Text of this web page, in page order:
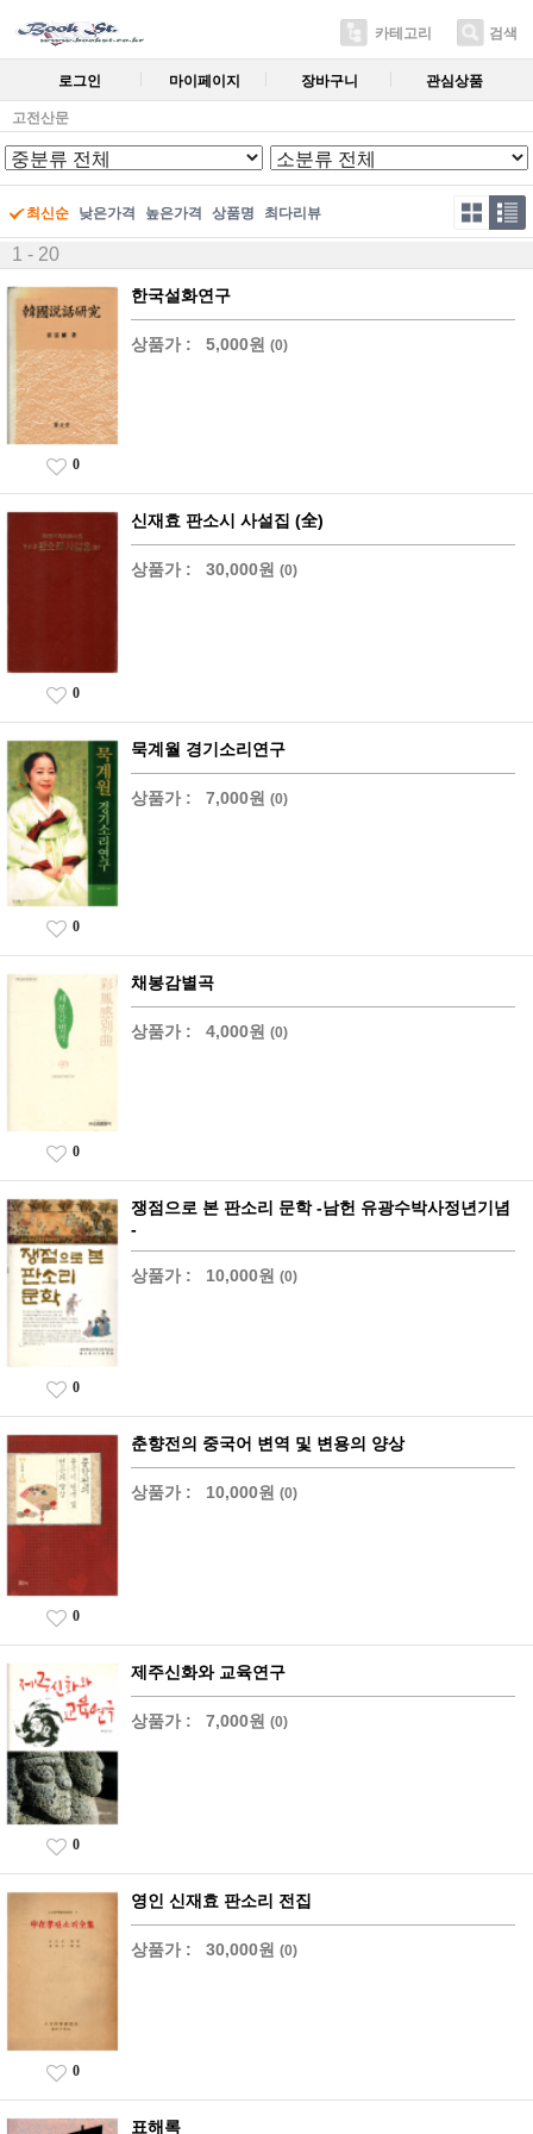
카테고리 검색
로그인 마이페이지 장바구니 관심상품
고전산문
최신순 낮은가격 높은가격 상품명 최다리뷰
1 - 20
한국설화연구
상품가 : 5,000원 (0)
0
신재효 판소시 사설집 (全)
상품가 : 30,000원 (0)
0
묵계월 경기소리연구
상품가 : 7,000원 (0)
0
채봉감별곡
상품가 : 4,000원 (0)
0
쟁점으로 본 판소리 문학 -남헌 유광수박사정년기념
-
상품가 : 10,000원 (0)
0
춘향전의 중국어 변역 및 변용의 양상
상품가 : 10,000원 (0)
0
제주신화와 교육연구
상품가 : 7,000원 (0)
0
영인 신재효 판소리 전집
상품가 : 30,000원 (0)
0
표해록